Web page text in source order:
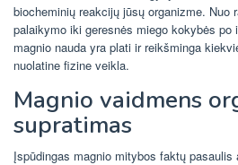
biocheminių reakcijų jūsų organizme. Nuo
palaikymo iki geresnės miego kokybės po
magnio nauda yra plati ir reikšminga
nuolatine fizine veikla.
Magnio vaidmens
supratimas
Įspūdingas magnio mitybos faktų